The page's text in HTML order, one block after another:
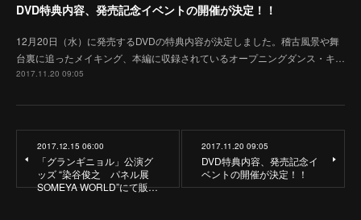
DVD特典内容、発売記念イベントの開催が決定！！
12月20日（水）に発売するDVDの特典内容が決定しました。稽古風景や舞
台裏に追ったメイキング、本編に収録されているオープニングダンス・キ…
2017.11.20 09:05
2017.12.15 06:00
「グランギニョル」公演グ
ッズ “染谷俊之 パネル展
SOMEYA WORLD”にて販…
2017.11.20 09:05
DVD特典内容、発売記念イ
ベントの開催が決定！！